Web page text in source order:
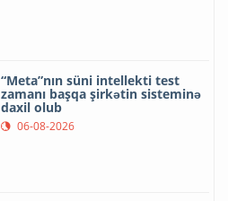
“Meta”nın süni intellekti test
zamanı başqa şirkətin sisteminə
daxil olub
06-08-2026